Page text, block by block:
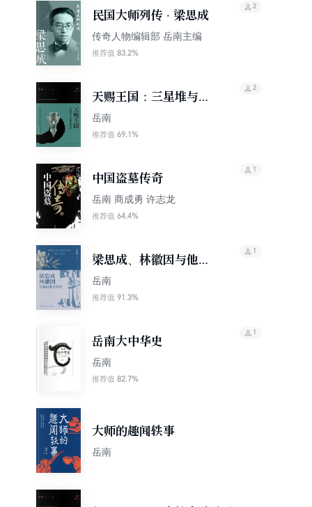
民国大师列传 · 梁思成
传奇人物编辑部 岳南主编
推荐值 83.2%
2
天赐王国：三星堆与金
沙遗址惊世记
岳南
推荐值 69.1%
2
中国盗墓传奇
岳南 商成勇 许志龙
推荐值 64.4%
1
梁思成、林徽因与他们
那个时代
岳南
推荐值 91.3%
1
岳南大中华史
岳南
推荐值 82.7%
1
大师的趣闻轶事
岳南